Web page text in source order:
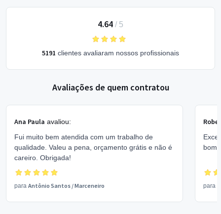
4.64 / 5
5191 clientes avaliaram nossos profissionais
Avaliações de quem contratou
Ana Paula avaliou:
Fui muito bem atendida com um trabalho de
qualidade. Valeu a pena, orçamento grátis e não é
careiro. Obrigada!
para Antônio Santos /Marceneiro
bom
para